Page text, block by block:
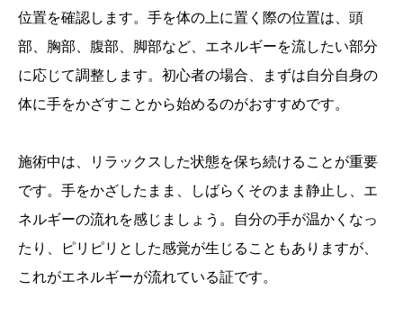
位置を確認します。手を体の上に置く際の位置は、頭
部、胸部、腹部、脚部など、エネルギーを流したい部分
に応じて調整します。初心者の場合、まずは自分自身の
体に手をかざすことから始めるのがおすすめです。
施術中は、リラックスした状態を保ち続けることが重要
です。手をかざしたまま、しばらくそのまま静止し、エ
ネルギーの流れを感じましょう。自分の手が温かくなっ
たり、ピリピリとした感覚が生じることもありますが、
これがエネルギーが流れている証です。